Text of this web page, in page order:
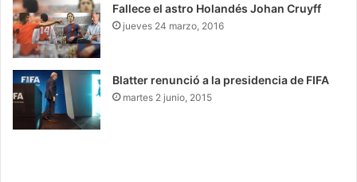
Fallece el astro Holandés Johan Cruyff
jueves 24 marzo, 2016
Blatter renunció a la presidencia de FIFA
martes 2 junio, 2015